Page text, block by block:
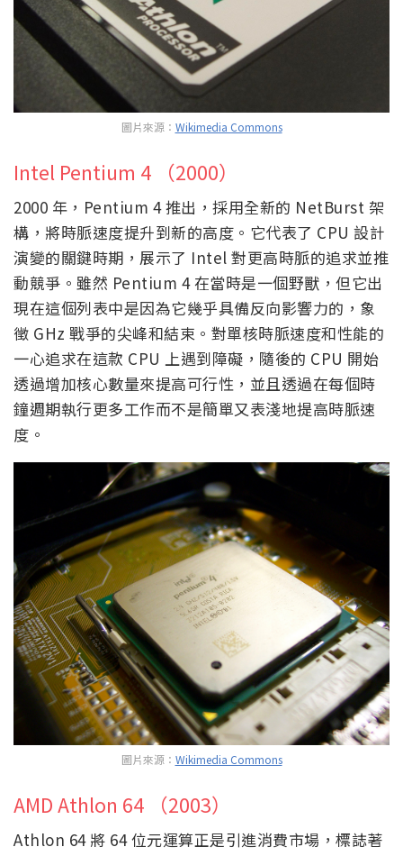
圖片來源： Wikimedia Commons
Intel Pentium 4 （2000）
2000 年，Pentium 4 推出，採用全新的 NetBurst 架
構，將時脈速度提升到新的高度。它代表了 CPU 設計
演變的關鍵時期，展示了 Intel 對更高時脈的追求並推
動競爭。雖然 Pentium 4 在當時是一個野獸，但它出
現在這個列表中是因為它幾乎具備反向影響力的，象
徵 GHz 戰爭的尖峰和結束。對單核時脈速度和性能的
一心追求在這款 CPU 上遇到障礙，隨後的 CPU 開始
透過增加核心數量來提高可行性，並且透過在每個時
鐘週期執行更多工作而不是簡單又表淺地提高時脈速
度。
圖片來源： Wikimedia Commons
AMD Athlon 64 （2003）
Athlon 64 將 64 位元運算正是引進消費市場，標誌著